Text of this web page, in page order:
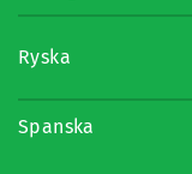
Ryska
Spanska